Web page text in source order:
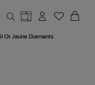
Or Jaune Diamants